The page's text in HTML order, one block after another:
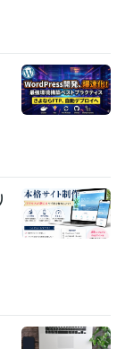
1996年6月
~ 1996年8月